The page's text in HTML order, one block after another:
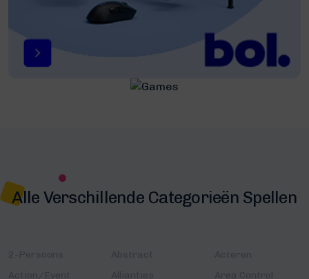
Alle Verschillende Categorieën Spellen